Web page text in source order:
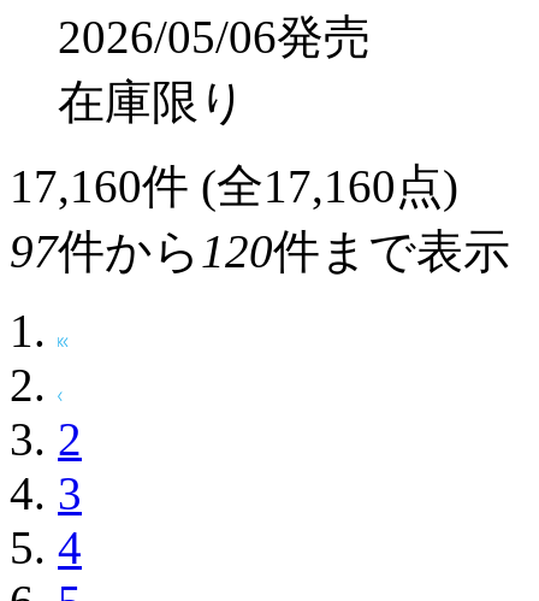
2026/05/06発売
在庫限り
17,160件 (全17,160点)
97件から 120件まで表示
2
3
4